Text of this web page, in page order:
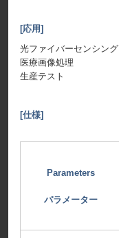
[応用]
光ファイバーセンシング
医療画像処理
生産テスト
[仕様]
Parameters
パラメーター